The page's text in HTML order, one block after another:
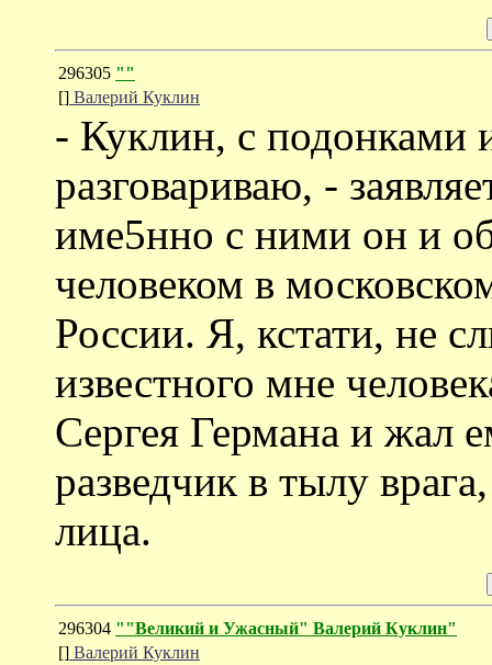
296305 ""
[] Валерий Куклин
- Куклин, с подонками
разговариваю, -
име5нно с ними он и
человеком в
России. Я, кстати, не
известного мне
Сергея Германа и жал
разведчик в тылу
лица.
296304 ""Великий и Ужасный" Валерий Куклин"
[] Валерий Куклин